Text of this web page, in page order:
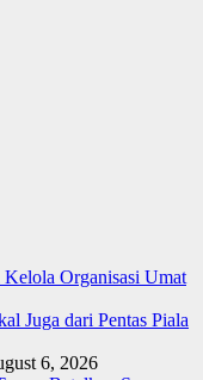
Organisasi Umat
Juga dari Pentas Piala
6, 2026